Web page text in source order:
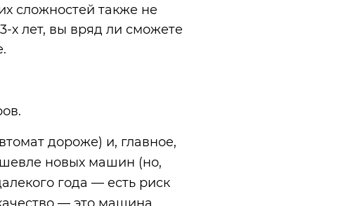
сложностей также не
х лет, вы вряд ли сможете
дороже) и, главное,
новых машин (но,
года — есть риск